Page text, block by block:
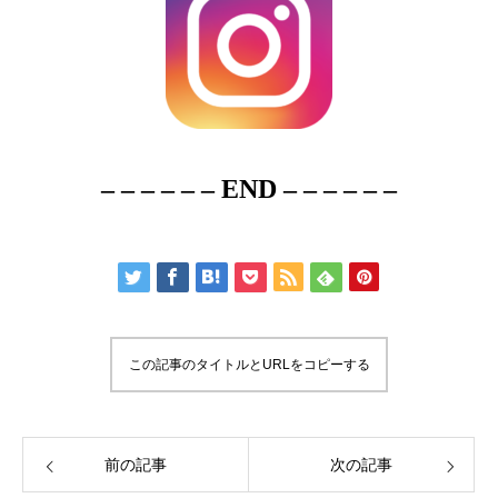
– – – – – – END – – – – – –
この記事のタイトルとURLをコピーする
前の記事 次の記事